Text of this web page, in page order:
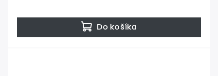
Do košíka